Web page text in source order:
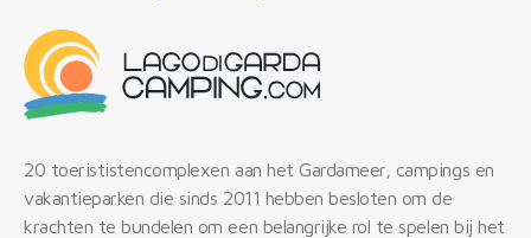
20 toerististencomplexen aan het Gardameer, campings en
vakantieparken die sinds 2011 hebben besloten om de
krachten te bundelen om een belangrijke rol te spelen bij het